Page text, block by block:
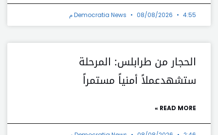
Democratia News 08/08/2026 4:55 م
الحجار من طرابلس: المرحلة
ستشهدعملاً أمنياً مستمراً
READ MORE »